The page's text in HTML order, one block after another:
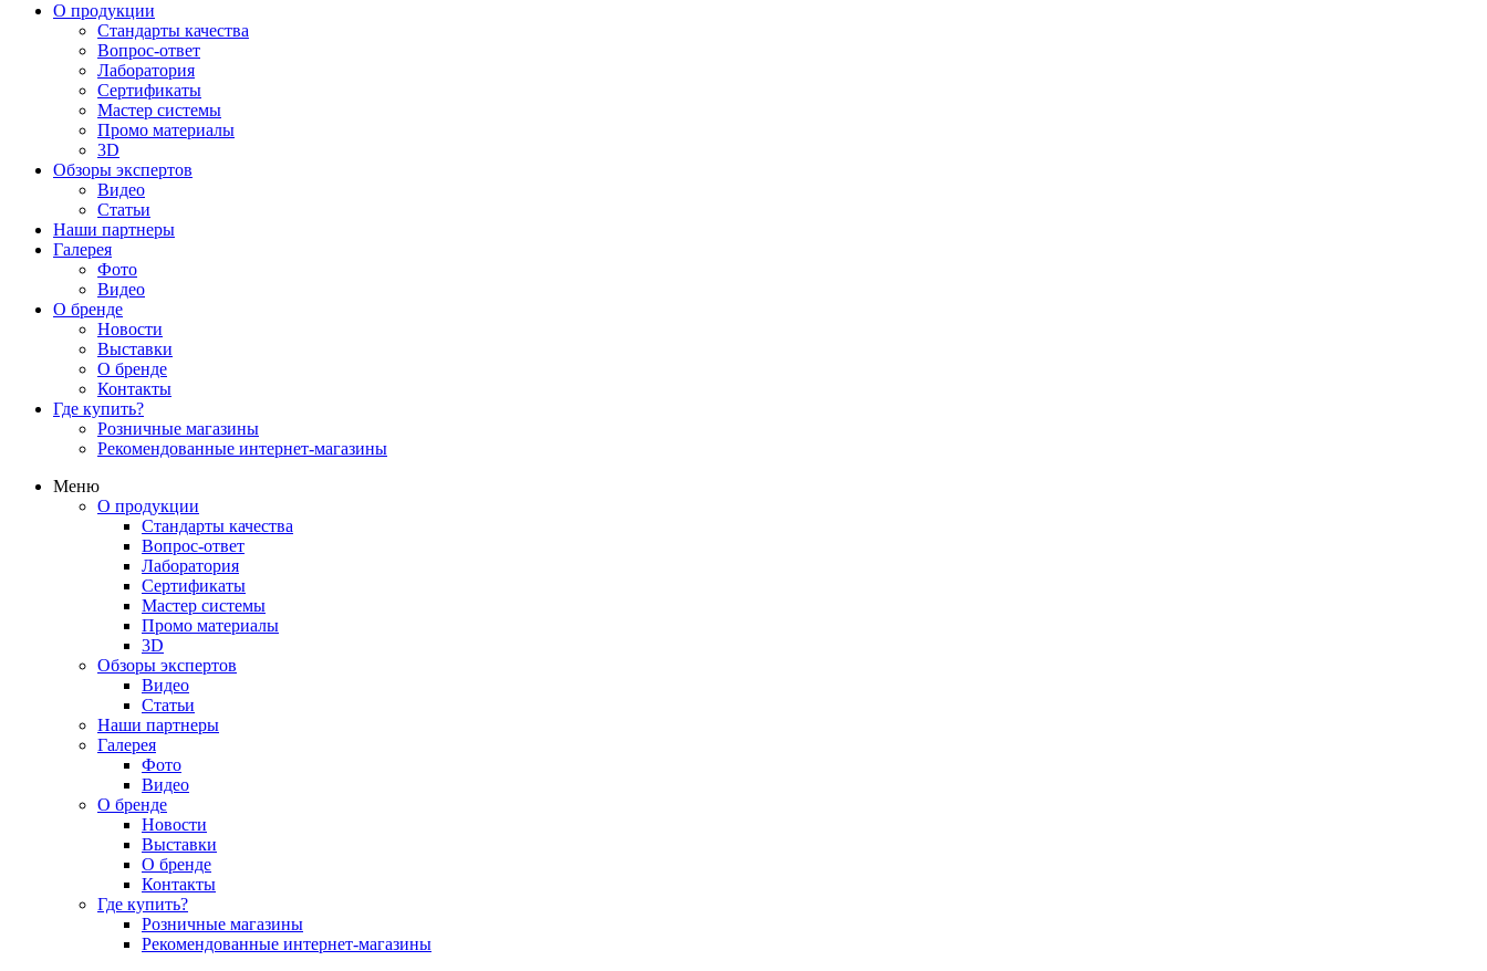
О продукции
Стандарты качества
Вопрос-ответ
Лаборатория
Сертификаты
Мастер системы
Промо материалы
3D
Обзоры экспертов
Видео
Статьи
Наши партнеры
Галерея
Фото
Видео
О бренде
Новости
Выставки
О бренде
Контакты
Где купить?
Розничные магазины
Рекомендованные интернет-магазины
Меню
О продукции
Стандарты качества
Вопрос-ответ
Лаборатория
Сертификаты
Мастер системы
Промо материалы
3D
Обзоры экспертов
Видео
Статьи
Наши партнеры
Галерея
Фото
Видео
О бренде
Новости
Выставки
О бренде
Контакты
Где купить?
Розничные магазины
Рекомендованные интернет-магазины